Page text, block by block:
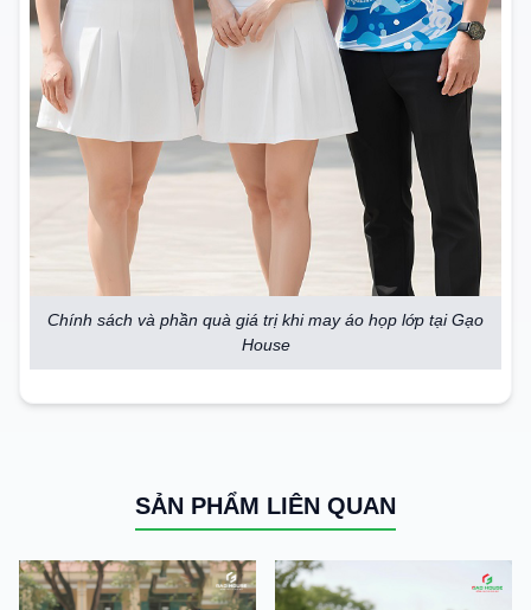
Chính sách và phần quà giá trị khi may áo họp lớp tại Gạo
House
SẢN PHẨM LIÊN QUAN